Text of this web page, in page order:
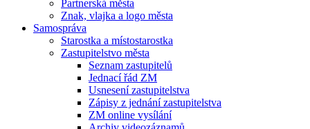
Partnerská města
Znak, vlajka a logo města
Samospráva
Starostka a místostarostka
Zastupitelstvo města
Seznam zastupitelů
Jednací řád ZM
Usnesení zastupitelstva
Zápisy z jednání zastupitelstva
ZM online vysílání